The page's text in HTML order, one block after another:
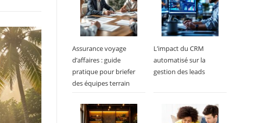
Assurance voyage
d’affaires : guide
pratique pour briefer
des équipes terrain
L’impact du CRM
automatisé sur la
gestion des leads